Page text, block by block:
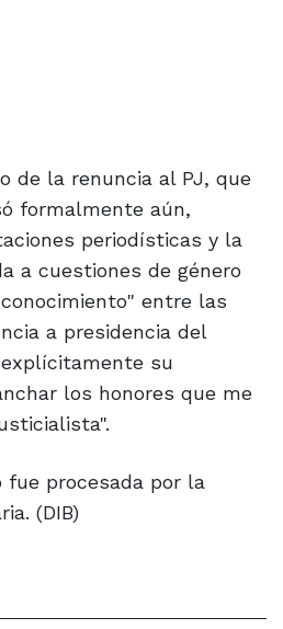
de la renuncia al PJ, que
formalmente aún,
periodísticas y la
a cuestiones de género
entre las
a presidencia del
su
los honores que me
fue procesada por la
(DIB)